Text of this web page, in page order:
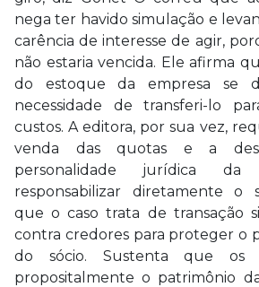
nega ter havido simulação e
carência de interesse de agir,
não estaria vencida. Ele afirma
do estoque da empresa se
necessidade de transferi-lo
custos. A editora, por sua vez,
venda das quotas e a
personalidade jurídica da
responsabilizar diretamente o
que o caso trata de transação
contra credores para proteger o
do sócio. Sustenta que os
propositalmente o patrimônio